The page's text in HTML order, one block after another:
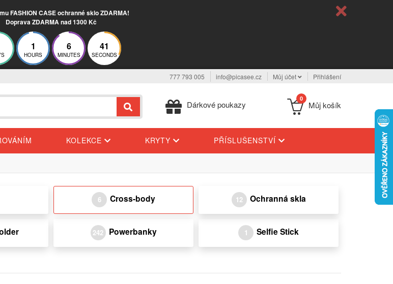
FASHION CASE ochranné sklo ZDARMA!
Doprava ZDARMA nad 1300 Kč
1
HOURS
6
MINUTES
41
SECONDS
777 793 005 info@picasee.cz Můj účet Přihlášení
Dárkové poukazy
0
Můj košík
KOLEKCE KRYTY PŘÍSLUŠENSTVÍ
6 Cross-body 12 Ochranná skla
242 Powerbanky 1 Selfie Stick